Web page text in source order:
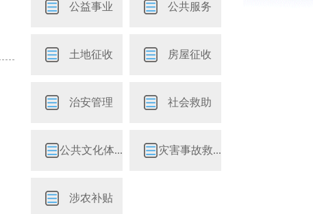
公益事业 公共服务
土地征收 房屋征收
治安管理 社会救助
公共文化体... 灾害事故救...
涉农补贴